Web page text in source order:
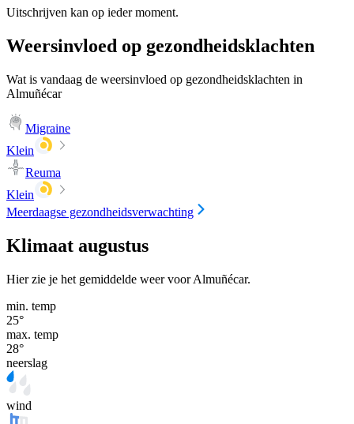
Uitschrijven kan op ieder moment.
Weersinvloed op gezondheidsklachten
Wat is vandaag de weersinvloed op gezondheidsklachten in
Almuñécar
Migraine
Klein
Reuma
Klein
Meerdaagse gezondheidsverwachting
Klimaat augustus
Hier zie je het gemiddelde weer voor Almuñécar.
min. temp
25°
max. temp
28°
neerslag
wind